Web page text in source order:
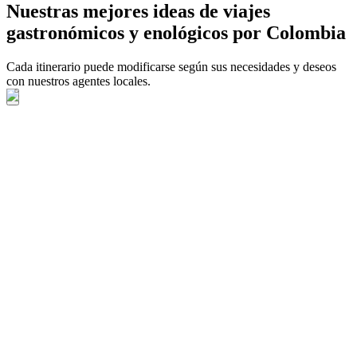
Nuestras mejores ideas de viajes
gastronómicos y enológicos por Colombia
Cada itinerario puede modificarse según sus necesidades y deseos
con nuestros agentes locales.